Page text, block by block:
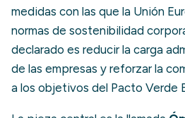
medidas con las que la Unión
normas de sostenibilidad
declarado es reducir la carga
de las empresas y reforzar la
a los objetivos del Pacto Verde